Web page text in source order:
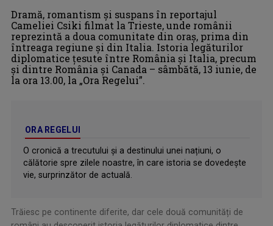
Dramă, romantism şi suspans în reportajul
Cameliei Csiki filmat la Trieste, unde românii
reprezintă a doua comunitate din oraș, prima din
întreaga regiune și din Italia. Istoria legăturilor
diplomatice țesute între România și Italia, precum
și dintre România și Canada – sâmbătă, 13 iunie, de
la ora 13.00, la „Ora Regelui”.
ORA REGELUI
O cronică a trecutului și a destinului unei națiuni, o
călătorie spre zilele noastre, în care istoria se dovedește
vie, surprinzător de actuală.
Trăiesc pe continente diferite, dar cele două comunități de